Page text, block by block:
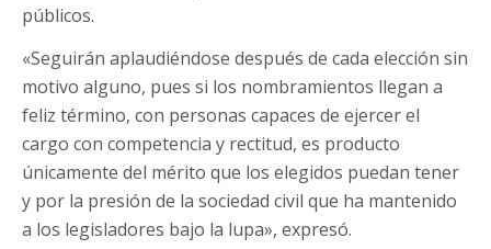
públicos.
«Seguirán aplaudiéndose después de cada elección sin
motivo alguno, pues si los nombramientos llegan a
feliz término, con personas capaces de ejercer el
cargo con competencia y rectitud, es producto
únicamente del mérito que los elegidos puedan tener
y por la presión de la sociedad civil que ha mantenido
a los legisladores bajo la lupa», expresó.